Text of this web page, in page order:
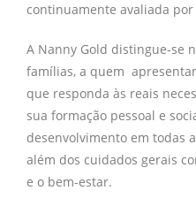
continuamente avaliada
A Nanny Gold distingue-se
famílias, a quem
que responda às reais
sua formação pessoal e
desenvolvimento em todas
além dos cuidados gerais
e o bem-estar.